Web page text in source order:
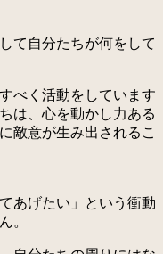
て自分たちが何をして
べく活動をしています
は、心を動かし力ある
敵意が生み出されるこ
あげたい」という衝動
。